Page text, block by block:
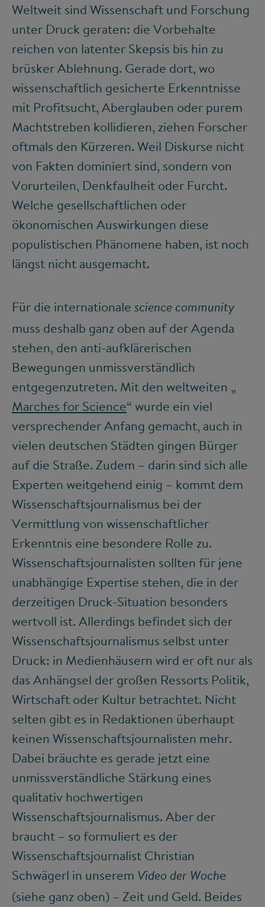
Weltweit sind Wissenschaft und Forschung
unter Druck geraten: die Vorbehalte
reichen von latenter Skepsis bis hin zu
brüsker Ablehnung. Gerade dort, wo
wissenschaftlich gesicherte Erkenntnisse
mit Profitsucht, Aberglauben oder purem
Machtstreben kollidieren, ziehen Forscher
oftmals den Kürzeren. Weil Diskurse nicht
von Fakten dominiert sind, sondern von
Vorurteilen, Denkfaulheit oder Furcht.
Welche gesellschaftlichen oder
ökonomischen Auswirkungen diese
populistischen Phänomene haben, ist noch
längst nicht ausgemacht.
Für die internationale science community
muss deshalb ganz oben auf der Agenda
stehen, den anti-aufklärerischen
Bewegungen unmissverständlich
entgegenzutreten. Mit den weltweiten „
Marches for Science“ wurde ein viel
versprechender Anfang gemacht, auch in
vielen deutschen Städten gingen Bürger
auf die Straße. Zudem – darin sind sich alle
Experten weitgehend einig – kommt dem
Wissenschaftsjournalismus bei der
Vermittlung von wissenschaftlicher
Erkenntnis eine besondere Rolle zu.
Wissenschaftsjournalisten sollten für jene
unabhängige Expertise stehen, die in der
derzeitigen Druck-Situation besonders
wertvoll ist. Allerdings befindet sich der
Wissenschaftsjournalismus selbst unter
Druck: in Medienhäusern wird er oft nur als
das Anhängsel der großen Ressorts Politik,
Wirtschaft oder Kultur betrachtet. Nicht
selten gibt es in Redaktionen überhaupt
keinen Wissenschaftsjournalisten mehr.
Dabei bräuchte es gerade jetzt eine
unmissverständliche Stärkung eines
qualitativ hochwertigen
Wissenschaftsjournalismus. Aber der
braucht – so formuliert es der
Wissenschaftsjournalist Christian
Schwägerl in unserem Video der Woche
(siehe ganz oben) – Zeit und Geld. Beides